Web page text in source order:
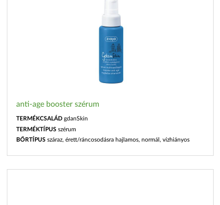
anti-age booster szérum
TERMÉKCSALÁD gdanSkin
TERMÉKTÍPUS szérum
BŐRTÍPUS száraz, érett/ráncosodásra hajlamos, normál, vízhiányos